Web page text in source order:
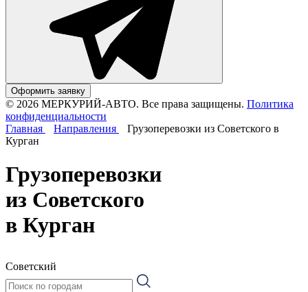
Оформить заявку
© 2026 МЕРКУРИЙ-АВТО. Все права защищены. Политика
конфиденциальности
Главная
Направления
Грузоперевозки из Советского в
Курган
Грузоперевозки
из Советского
в Курган
Советский